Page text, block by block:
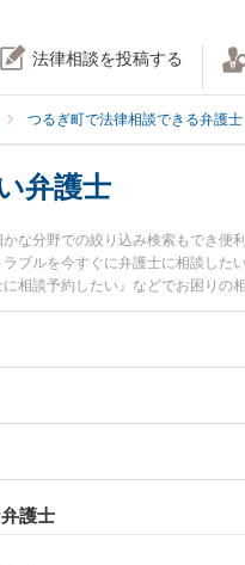
法律相談を投稿する
つるぎ町で法律相談できる弁護士
弁護士
な分野での絞り込み検索もでき
ブルを今すぐに弁護士に相談し
相談予約したい』などでお困りの
護士